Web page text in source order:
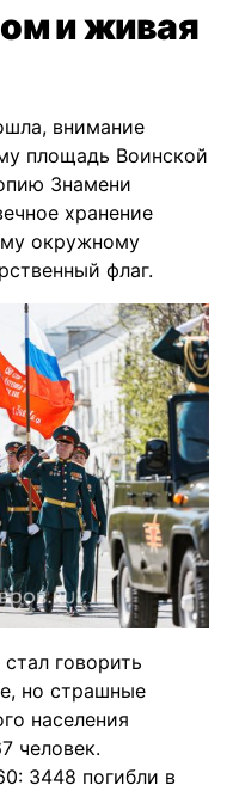
и живая
внимание
площадь Воинской
Знамени
хранение
окружному
флаг.
говорить
но страшные
населения
человек.
3448 погибли в